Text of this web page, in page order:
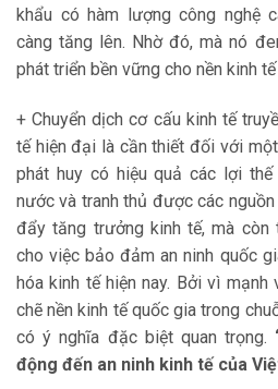
khẩu có hàm lượng công nghệ
càng tăng lên. Nhờ đó, mà nó
phát triển bền vững cho nền kinh
+ Chuyển dịch cơ cấu kinh tế
tế hiện đại là cần thiết đối với
phát huy có hiệu quả các lợi
nước và tranh thủ được các
đẩy tăng trưởng kinh tế, mà còn
cho việc bảo đảm an ninh quốc
hóa kinh tế hiện nay. Bởi vì
chẽ nền kinh tế quốc gia trong
có ý nghĩa đặc biệt quan trọng.
động đến an ninh kinh tế của